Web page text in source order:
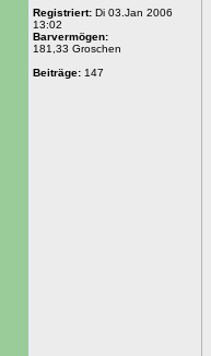
Registriert: Di 03.Jan 2006
13:02
Barvermögen:
181,33 Groschen
Beiträge: 147